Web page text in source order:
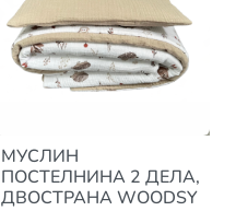
МУСЛИН
ПОСТЕЛНИНА 2 ДЕЛА,
ДВОСТРАНА WOODSY